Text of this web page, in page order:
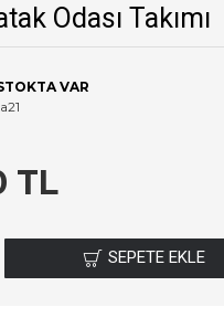
Odası Takımı
VAR
TL
SEPETE EKLE